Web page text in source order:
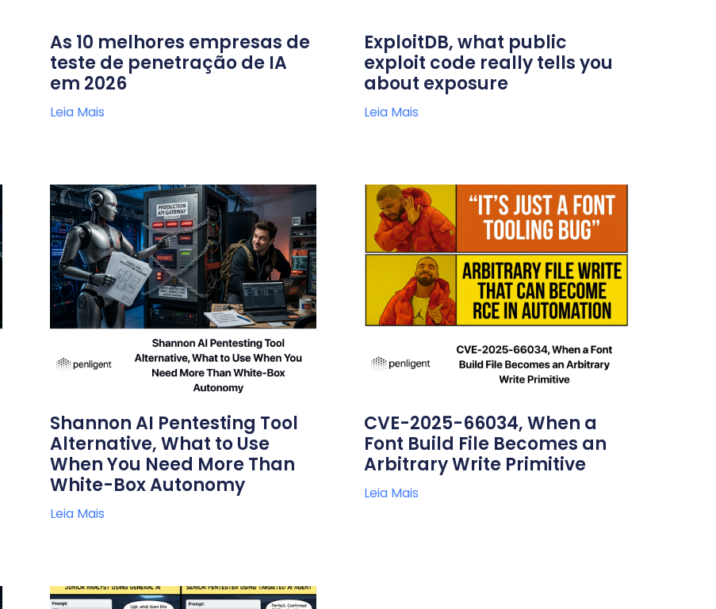
As 10 melhores empresas de
teste de penetração de IA
em 2026
Leia Mais
ExploitDB, what public
exploit code really tells you
about exposure
Leia Mais
Shannon AI Pentesting Tool
Alternative, What to Use
When You Need More Than
White-Box Autonomy
Leia Mais
CVE-2025-66034, When a
Font Build File Becomes an
Arbitrary Write Primitive
Leia Mais